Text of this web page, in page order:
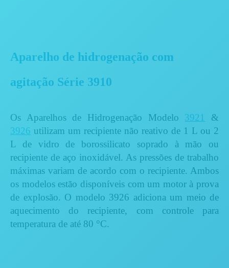
Aparelho de hidrogenação com
agitação Série 3910
Os Aparelhos de Hidrogenação Modelo 3921
&
3926 utilizam um recipiente não reativo de 1 L ou 2
L de vidro de borossilicato soprado à mão ou
recipiente de aço inoxidável. As pressões de trabalho
máximas variam de acordo com o recipiente. Ambos
os modelos estão disponíveis com um motor à prova
de explosão. O modelo 3926 adiciona um meio de
aquecimento do recipiente, com controle para
temperatura de até 80 °C.